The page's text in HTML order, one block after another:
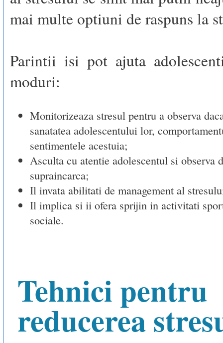
mai multe optiuni de raspuns la
Parintii isi pot ajuta
moduri:
Monitorizeaza stresul pentru a observa
sanatatea adolescentului lor,
sentimentele acestuia;
Asculta cu atentie adolescentul si observa
supraincarca;
Il invata abilitati de management al
Il implica si ii ofera sprijin in activitati
sociale.
Tehnici pentru
reducerea